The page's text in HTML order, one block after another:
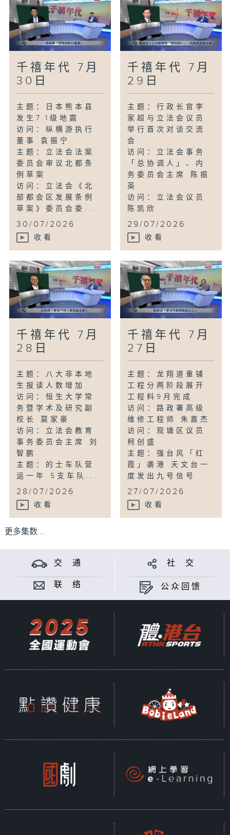
千禧年代 7月
30日
主题：日本熊本县
发生7.1级地震
访问：纵横游执行
董事 袁振宁
主题：立法会法案
委员会审议北都条
例草案
访问：立法会《北
部都会区发展条例
草案》委员会委...
30/07/2026
收看
千禧年代 7月
29日
主题：行政长官李
家超与立法会议员
举行首次对谈交流
会
访问：立法会事务
「总协调人」、内
务委员会主席 陈振
英
访问：立法会议员
陈凯欣
...
29/07/2026
收看
千禧年代 7月
28日
主题：八大非本地
生报读人数增加
访问：恒生大学常
务暨学术及研究副
校长 莫家豪
访问：立法会教育
事务委员会主席 刘
智鹏
主题：的士车队营
运一年 5支车队...
28/07/2026
收看
千禧年代 7月
27日
主题：龙翔道重铺
工程分两阶段展开
工程料9月完成
访问：路政署高级
维修工程师 朱嘉杰
访问：观塘区议员
柯创盛
主题：强台风「红
霞」袭港 天文台一
度发出九号信号
...
27/07/2026
收看
更多集数 ...
交 通 社 交
联 络 公众回馈